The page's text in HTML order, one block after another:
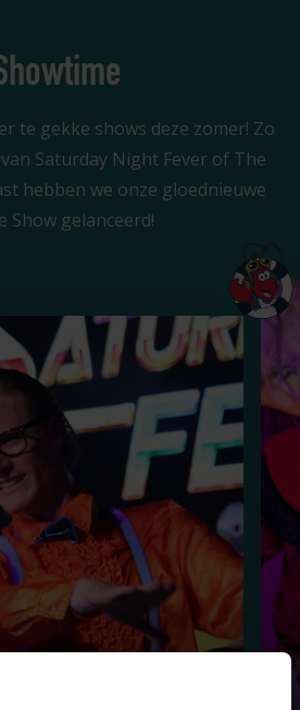
te gekke shows deze zomer! Zo
Saturday Night Fever of The
hebben we onze gloednieuwe
Show gelanceerd!